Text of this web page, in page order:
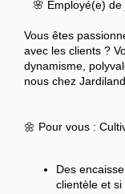
🌸 Employé(e)
Vous êtes
avec les clients ?
dynamisme,
nous chez
🌼 Pour vous :
Des
clientèle et